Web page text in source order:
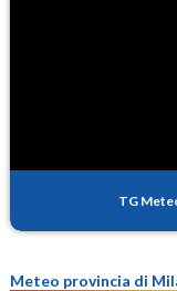
TG
Meteo provincia di